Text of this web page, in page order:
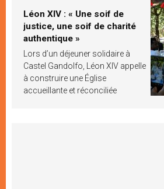
Léon XIV : « Une soif de
justice, une soif de charité
authentique »
Lors d’un déjeuner solidaire à
Castel Gandolfo, Léon XIV appelle
à construire une Église
accueillante et réconciliée